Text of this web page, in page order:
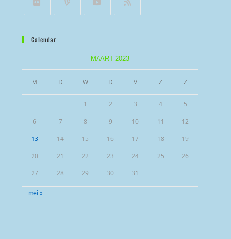
Calendar
MAART 2023
M D W D V Z Z
1 2 3 4 5
6 7 8 9 10 11 12
13 14 15 16 17 18 19
20 21 22 23 24 25 26
27 28 29 30 31
mei »